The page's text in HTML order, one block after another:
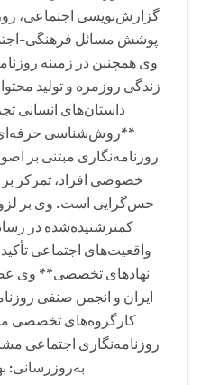
گزارش‌نویسی اجتماعی،
پوشش مسائل فرهنگی-
وی همچنین در زمینه
زندگی روزمره و تولید
داستان‌های انسانی
**روش‌شناسی
روزنامه‌نگاری مبتنی بر
خصوصی افراد، تمرکز بر
حس‌گرایی است. وی بر
کمترشنیده‌شده در
واقعیت‌های اجتماعی
نهادهای تخصصی** وی
ایران و انجمن صنفی
کارگروه‌های تخصصی
روزنامه‌نگاری اجتماعی
به‌روزرسانی: بهمن